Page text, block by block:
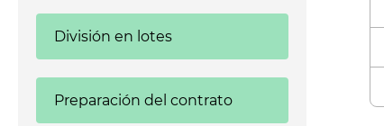
División en lotes
Preparación del contrato